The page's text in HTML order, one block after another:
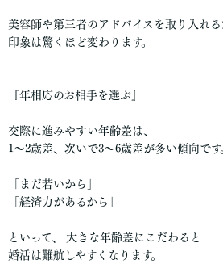
美容師や第三者のアドバイスを取り入れ
印象は驚くほど変わります。
『年相応のお相手を選ぶ』
交際に進みやすい年齢差は、
1〜2歳差、次いで3〜6歳差が多い傾向です
「まだ若いから」
「経済力があるから」
といって、 大きな年齢差にこだわると
婚活は難航しやすくなります。